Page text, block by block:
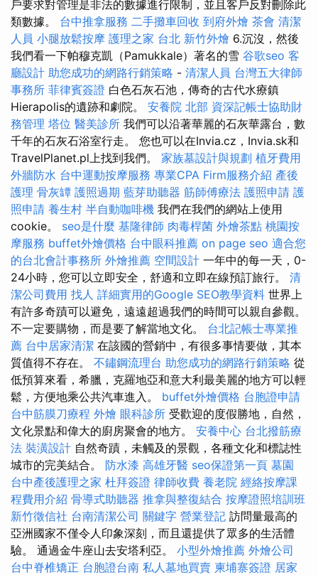
戶要求對管理是非法的數據進行限制，並且客戶反對刪除此
類數據。 台中推拿服務 二手攤車回收 到府外燴 茶會 清潔
人員 小腿放鬆按摩 護理之家 台北 新竹外燴 6.沉沒，然後
我們看一下帕穆克凱（Pamukkale）著名的雪 谷歌seo 客
廳設計 助您成功的網路行銷策略 - 清潔人員 台灣五大律師
事務所 菲律賓簽證 白色石灰石池，傳奇的古代水療鎮
Hierapolis的遺跡和劇院。 安養院 北部 資深記帳士協助財
務管理 塔位 醫美診所 我們可以沿著華麗的石灰華露台，數
千年的石灰石浴室行走。 您也可以在Invia.cz，Invia.sk和
TravelPlanet.pl上找到我們。 家族墓設計與規劃 植牙費用
外牆防水 台中運動按摩服務 專業CPA Firm服務介紹 產後
護理 骨灰罈 護照過期 藍芽助聽器 筋師傅療法 護照申請 護
照申請 養生村 半自動咖啡機 我們在我們的網站上使用
cookie。 seo是什麼 基隆律師 肉毒桿菌 外燴茶點 桃園按
摩服務 buffet外燴價格 台中眼科推薦 on page seo 適合您
的台北會計事務所 外燴推薦 空間設計 一年中的每一天，0-
24小時，您可以立即安全，舒適和立即在線預訂旅行。 清
潔公司費用 找人 詳細實用的Google SEO教學資料 世界上
有許多奇蹟可以避免，遠遠超過我們的時間可以親自參觀。
不一定要購物，而是要了解當地文化。 台北記帳士專業推
薦 台中居家清潔 在該國的營銷中，有很多事情要做，其本
質值得不存在。 不鏽鋼流理台 助您成功的網路行銷策略 從
低預算來看，希臘，克羅地亞和意大利最美麗的地方可以輕
鬆，方便地乘公共汽車進入。 buffet外燴價格 台胞證申請
台中筋膜刀療程 外燴 眼科診所 受歡迎的度假勝地，自然，
文化景點和偉大的廚房聚會的地方。 安養中心 台北撥筋療
法 裝潢設計 自然奇蹟，未觸及的景觀，各種文化和標誌性
城市的完美結合。 防水漆 高雄牙醫 seo保證第一頁 墓園
台中產後護理之家 杜拜簽證 律師收費 養老院 經絡按摩課
程費用介紹 骨導式助聽器 推拿與整復結合 按摩證照培訓班
新竹徵信社 台南清潔公司 關鍵字 營業登記 訪問量最高的
亞洲國家不僅令人印象深刻，而且還提供了眾多的生活體
驗。 通過金牛座山去安塔利亞。 小型外燴推薦 外燴公司
台中脊椎矯正 台胞證台南 私人墓地買賣 柬埔寨簽證 居家